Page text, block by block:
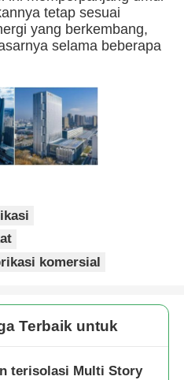
tetap sesuai
yang berkembang,
selama beberapa
komersial
Terbaik untuk
terisolasi Multi Story